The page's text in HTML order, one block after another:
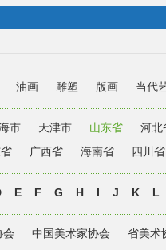
油画 雕塑 版画 当代
海市 天津市 山东省
河北
广西省 海南省 四川省
E F G H I J K L
会 中国美术家协会 省美术